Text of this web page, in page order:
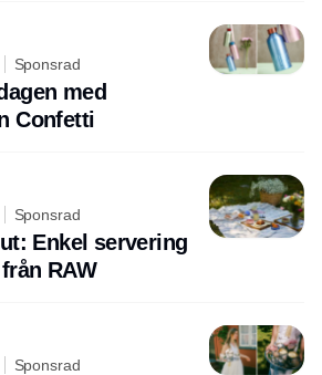
Sponsrad
med
Confetti
Sponsrad
Enkel servering
RAW
Sponsrad